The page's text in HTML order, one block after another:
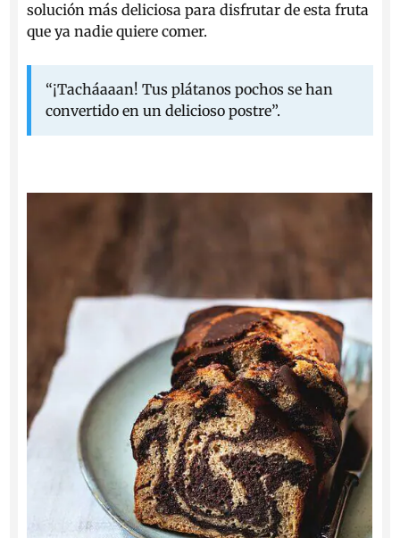
solución más deliciosa para disfrutar de esta fruta
que ya nadie quiere comer.
“¡Tacháaaan! Tus plátanos pochos se han
convertido en un delicioso postre”.